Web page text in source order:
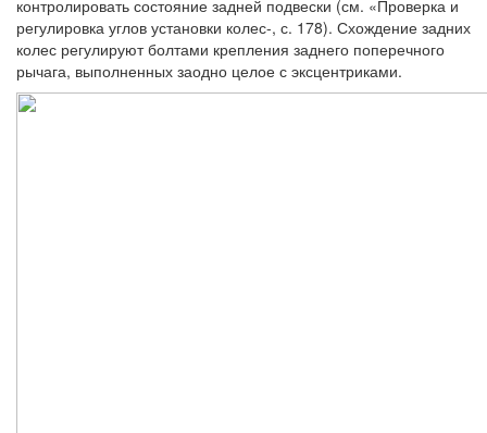
кон­тролировать состояние задней подвески (см. «Проверка и
регулировка углов уста­новки колес-, с. 178). Схождение задних
ко­лес регулируют болтами крепления задне­го поперечного
рычага, выполненных зао­дно целое с эксцентриками.